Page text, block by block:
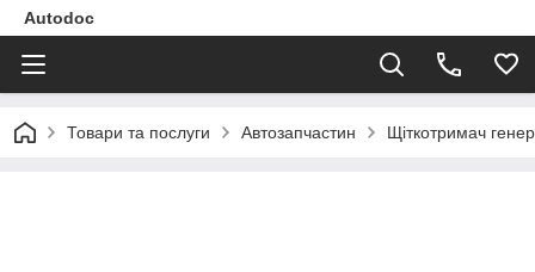
Autodoc
Товари та послуги Автозапчастин Щіткотримач